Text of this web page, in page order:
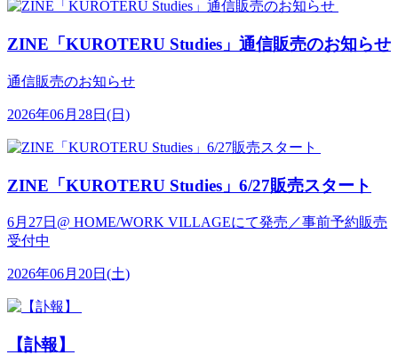
ZINE「KUROTERU Studies」通信販売のお知らせ
通信販売のお知らせ
2026年06月28日(日)
ZINE「KUROTERU Studies」6/27販売スタート
6月27日@ HOME/WORK VILLAGEにて発売／事前予約販売
受付中
2026年06月20日(土)
【訃報】